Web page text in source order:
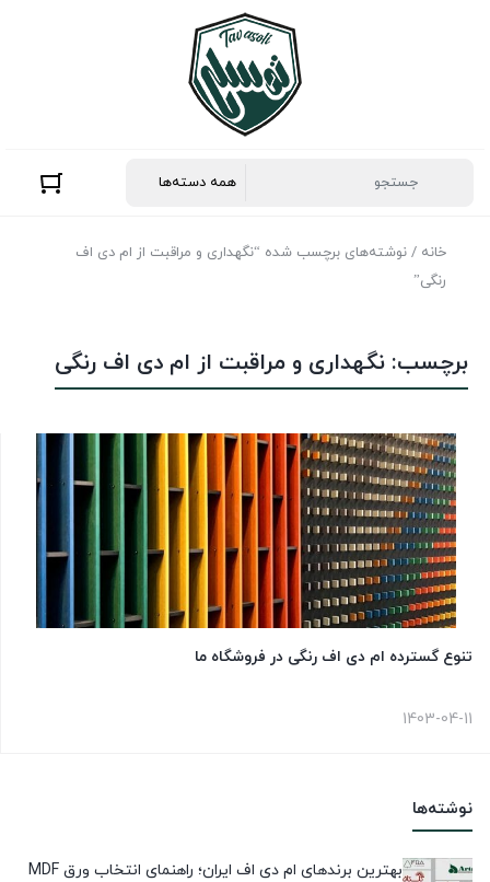
خانه / نوشته‌های برچسب شده “نگهداری و مراقبت از ام دی اف
رنگی”
نوشته‌ها
بهترین برندهای ام دی اف ایران؛ راهنمای انتخاب ورق MDF
برچسب: نگهداری و مراقبت از ام دی اف رنگی
تنوع گسترده ام دی اف رنگی در فروشگاه ما
1403-04-11